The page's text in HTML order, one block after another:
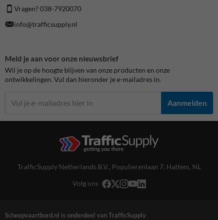
Vragen? 038-7920070
info@trafficsupply.nl
Meld je aan voor onze nieuwsbrief
Wil je op de hoogte blijven van onze producten en onze
ontwikkelingen. Vul dan hieronder je e-mailadres in.
Aanmelden
TrafficSupply Netherlands B.V., Populierenlaan 7, Hattem, NL
Volg ons
Scheepvaartbord.nl is onderdeel van TrafficSupply